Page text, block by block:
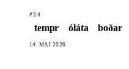
#34
tempr óláta boðar
14. MAI 2026